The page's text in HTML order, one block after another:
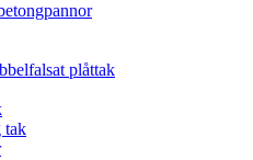
plåttak
tak